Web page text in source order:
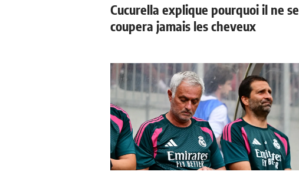
Cucurella explique pourquoi il ne se
coupera jamais les cheveux